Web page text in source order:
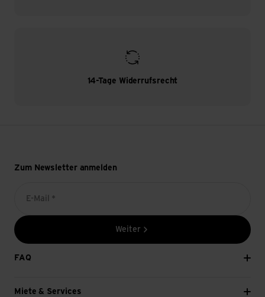
14-Tage Widerrufsrecht
Zum Newsletter anmelden
E-Mail *
Weiter
FAQ
Miete & Services